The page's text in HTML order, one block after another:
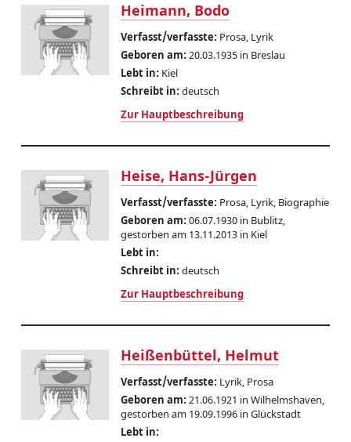
Heimann, Bodo
Verfasst/verfasste:Prosa, Lyrik
Geboren am:20.03.1935 in Breslau
Lebt in:Kiel
Schreibt in:deutsch
Zur Hauptbeschreibung
Heise, Hans-Jürgen
Verfasst/verfasste:Prosa, Lyrik, Biographie
Geboren am:06.07.1930 in Bublitz,
gestorben am 13.11.2013 in Kiel
Lebt in:
Schreibt in:deutsch
Zur Hauptbeschreibung
Heißenbüttel, Helmut
Verfasst/verfasste:Lyrik, Prosa
Geboren am:21.06.1921 in Wilhelmshaven,
gestorben am 19.09.1996 in Glückstadt
Lebt in: